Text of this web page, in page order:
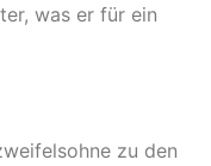
was er für ein
zu den